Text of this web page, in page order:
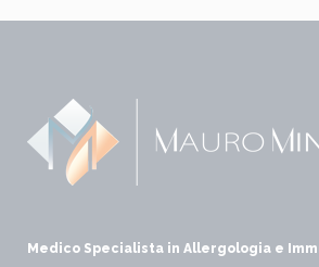
Medico Specialista in Allergologia e